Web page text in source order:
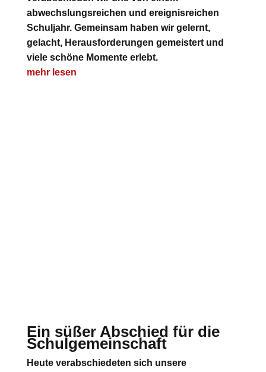
abwechslungsreichen und ereignisreichen
Schuljahr. Gemeinsam haben wir gelernt,
gelacht, Herausforderungen gemeistert und
viele schöne Momente erlebt.
mehr lesen
Ein süßer Abschied für die
Schulgemeinschaft
Heute verabschiedeten sich unsere